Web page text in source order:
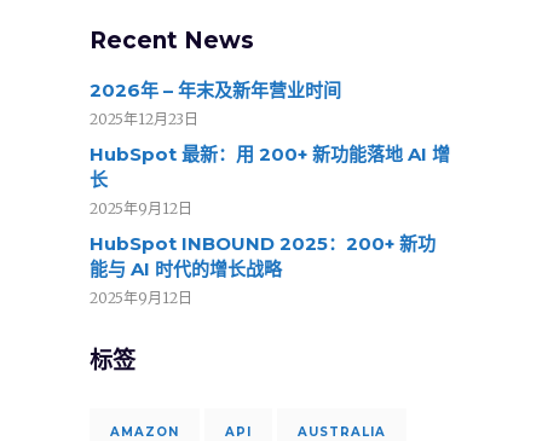
Recent News
2026年 – 年末及新年营业时间
2025年12月23日
HubSpot 最新：用 200+ 新功能落地 AI 增
长
2025年9月12日
HubSpot INBOUND 2025：200+ 新功
能与 AI 时代的增长战略
2025年9月12日
标签
AMAZON API AUSTRALIA